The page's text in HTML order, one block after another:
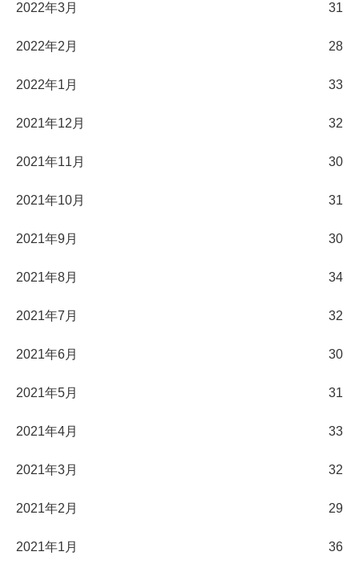
2022年3月 31
2022年2月 28
2022年1月 33
2021年12月 32
2021年11月 30
2021年10月 31
2021年9月 30
2021年8月 34
2021年7月 32
2021年6月 30
2021年5月 31
2021年4月 33
2021年3月 32
2021年2月 29
2021年1月 36